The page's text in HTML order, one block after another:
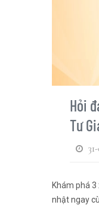
Hỏi
Tư
Khám phá
nhật ngay